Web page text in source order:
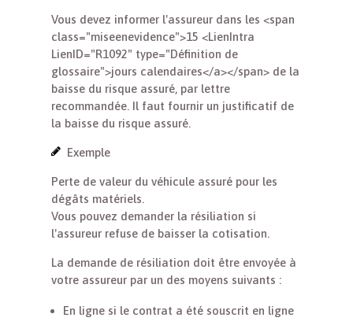
Vous devez informer l'assureur dans les <span
class="miseenevidence">15 <LienIntra
LienID="R1092" type="Définition de
glossaire">jours calendaires</a></span> de la
baisse du risque assuré, par lettre
recommandée. Il faut fournir un justificatif de
la baisse du risque assuré.
Exemple
Perte de valeur du véhicule assuré pour les
dégâts matériels.
Vous pouvez demander la résiliation si
l'assureur refuse de baisser la cotisation.
La demande de résiliation doit être envoyée à
votre assureur par un des moyens suivants :
En ligne si le contrat a été souscrit en ligne